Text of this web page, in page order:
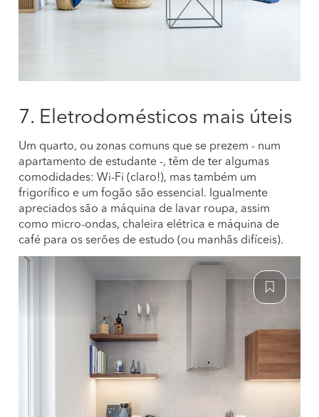
7. Eletrodomésticos mais úteis
Um quarto, ou zonas comuns que se prezem - num
apartamento de estudante -, têm de ter algumas
comodidades: Wi-Fi (claro!), mas também um
frigorífico e um fogão são essencial. Igualmente
apreciados são a máquina de lavar roupa, assim
como micro-ondas, chaleira elétrica e máquina de
café para os serões de estudo (ou manhãs difíceis).